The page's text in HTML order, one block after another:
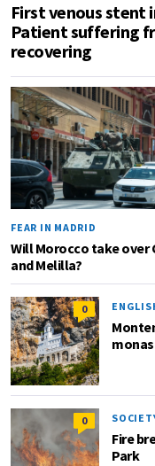
First venous stent
Patient suffering
recovering
FEAR IN MADRID
Will Morocco take over
and Melilla?
0
0
Fire
Park